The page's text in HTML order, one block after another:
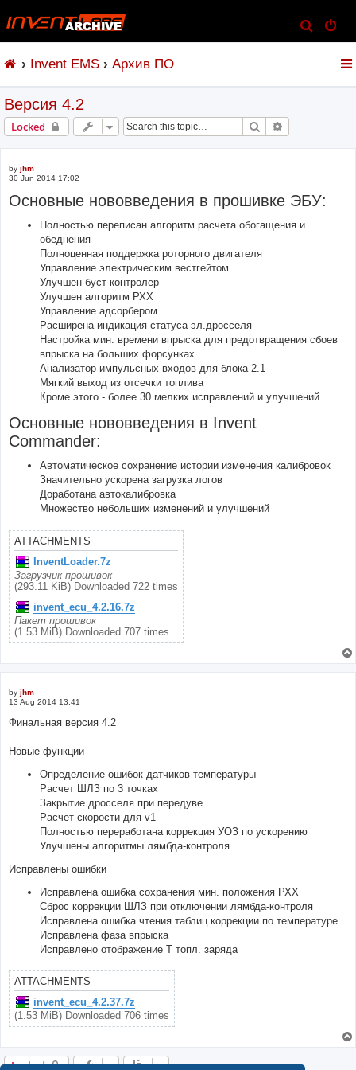
e
Invent EMS Архив ПО
Версия 4.2
Locked Search
by jhm
30 Jun 2014 17:02
Основные нововведения в прошивке ЭБУ:
Полностью переписан алгоритм расчета обогащения и
обеднения
Полноценная поддержка роторного двигателя
Управление электрическим вестгейтом
Улучшен буст-контролер
Улучшен алгоритм РХХ
Управление адсорбером
Расширена индикация статуса эл.дросселя
Настройка мин. времени впрыска для предотвращения сбоев
впрыска на больших форсунках
Анализатор импульсных входов для блока 2.1
Мягкий выход из отсечки топлива
Кроме этого - более 30 мелких исправлений и улучшений
Основные нововведения в Invent
Commander:
Автоматическое сохранение истории изменения калибровок
Значительно ускорена загрузка логов
Доработана автокалибровка
Множество небольших изменений и улучшений
ATTACHMENTS
InventLoader.7z
Загрузчик прошивок
(293.11 KiB) Downloaded 722 times
invent_ecu_4.2.16.7z
Пакет прошивок
(1.53 MiB) Downloaded 707 times
by jhm
13 Aug 2014 13:41
Финальная версия 4.2
Новые функции
Определение ошибок датчиков температуры
Расчет ШЛЗ по 3 точках
Закрытие дросселя при передуве
Расчет скорости для v1
Полностью переработана коррекция УОЗ по ускорению
Улучшены алгоритмы лямбда-контроля
Исправлены ошибки
Исправлена ошибка сохранения мин. положения РХХ
Сброс коррекции ШЛЗ при отключении лямбда-контроля
Исправлена ошибка чтения таблиц коррекции по температуре
Исправлена фаза впрыска
Исправлено отображение Т топл. заряда
ATTACHMENTS
invent_ecu_4.2.37.7z
(1.53 MiB) Downloaded 706 times
Locked